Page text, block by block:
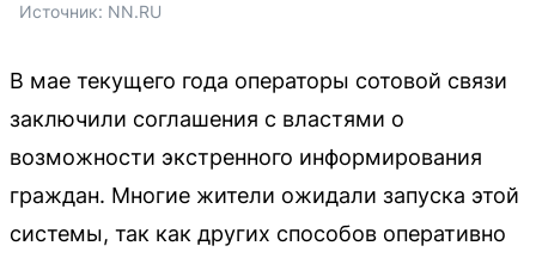
Источник: NN.RU
В мае текущего года операторы сотовой связи
заключили соглашения с властями о
возможности экстренного информирования
граждан. Многие жители ожидали запуска этой
системы, так как других способов оперативно